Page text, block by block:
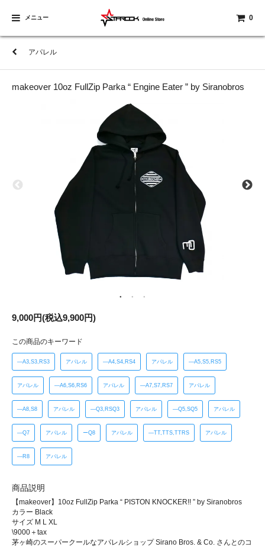
メニュー 0
アパレル
makeover 10oz FullZip Parka “ Engine Eater ” by Siranobros
9,000円(税込9,900円)
この商品のキーワード
―A3,S3,RS3 アパレル ―A4,S4,RS4 アパレル ―A5,S5,RS5
アパレル ―A6,S6,RS6 アパレル ―A7,S7,RS7 アパレル
―A8,S8 アパレル ―Q3,RSQ3 アパレル ―Q5,SQ5 アパレル
―Q7 アパレル ーQ8 アパレル ―TT,TTS,TTRS アパレル
―R8 アパレル
商品説明
【makeover】10oz FullZip Parka “ PISTON KNOCKER!! ” by Siranobros
カラー Black
サイズ M L XL
\9000＋tax
茅ヶ崎のスーパークールなアパレルショップ Sirano Bros. & Co. さんとのコ